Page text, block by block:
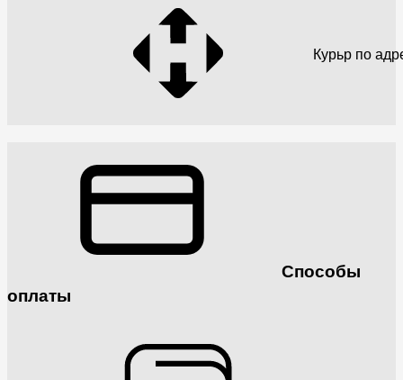
Курьр по
Способы
оплаты